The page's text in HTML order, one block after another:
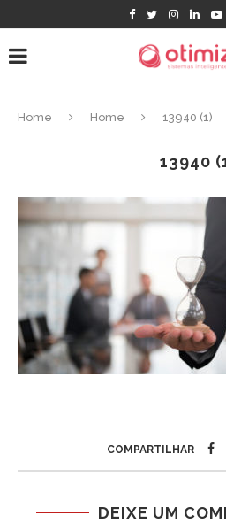
Home Home 13940 (1)
13940
COMPARTILHAR
DEIXE UM